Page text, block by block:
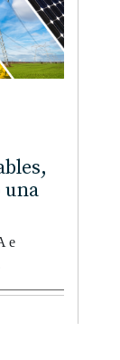
una
e